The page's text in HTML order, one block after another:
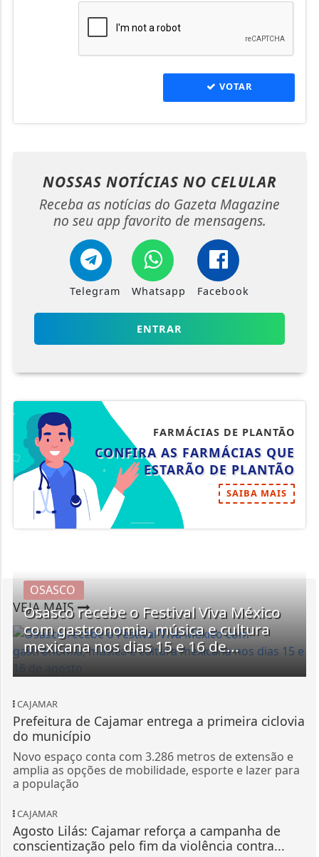
VOTAR
NOSSAS NOTÍCIAS NO CELULAR
Receba as notícias do Gazeta Magazine
no seu app favorito de mensagens.
Telegram Whatsapp Facebook
ENTRAR
FARMÁCIAS DE PLANTÃO
CONFIRA AS FARMÁCIAS QUE
ESTARÃO DE PLANTÃO
SAIBA MAIS
VEJA MAIS
OSASCO
Osasco recebe o Festival Viva México
com gastronomia, música e cultura
mexicana nos dias 15 e 16 de...
CAJAMAR
Prefeitura de Cajamar entrega a primeira ciclovia
do município
Novo espaço conta com 3.286 metros de extensão e
amplia as opções de mobilidade, esporte e lazer para
a população
CAJAMAR
Agosto Lilás: Cajamar reforça a campanha de
conscientização pelo fim da violência contra...